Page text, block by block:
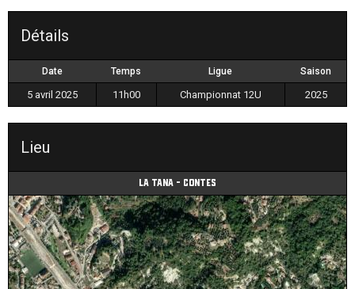
Détails
Date Temps Ligue Saison
5 avril 2025 11h00 Championnat 12U 2025
Lieu
La Tana - Contes